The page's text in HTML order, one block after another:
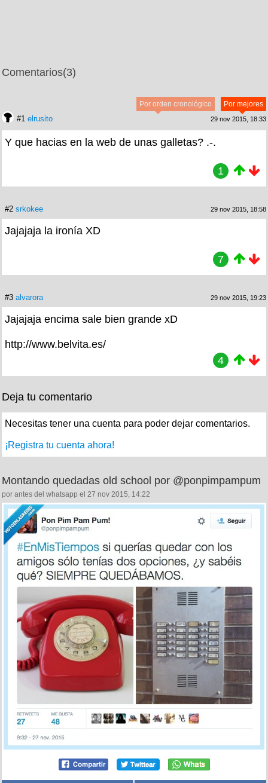
Comentarios(3)
Por mejores
Por orden cronológico
#1 elrusito 29 nov 2015, 18:33
Y que hacias en la web de unas galletas? .-.
1
#2 srkokee 29 nov 2015, 18:58
Jajajaja la ironía XD
7
#3 alvarora 29 nov 2015, 19:23
Jajajaja encima sale bien grande xD
http://www.belvita.es/
4
Deja tu comentario
Necesitas tener una cuenta para poder dejar comentarios.
¡Registra tu cuenta ahora!
Montando quedadas old school por @ponpimpampum
por antes del whatsapp el 27 nov 2015, 14:22